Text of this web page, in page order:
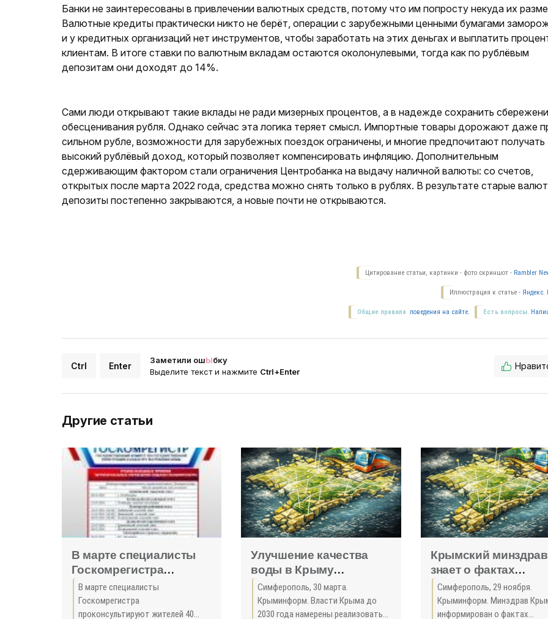
Банки не заинтересованы в привлечении валютных средств, потому что им попросту некуда их
Валютные кредиты практически никто не берёт, операции с зарубежными ценными бумагами
и у кредитных организаций нет инструментов, чтобы заработать на этих деньгах и выплатить
клиентам. В итоге ставки по валютным вкладам остаются околонулевыми, тогда как по рублёвым
депозитам они доходят до 14%.
Сами люди открывают такие вклады не ради мизерных процентов, а в надежде сохранить
обесценивания рубля. Однако сейчас эта логика теряет смысл. Импортные товары дорожают даже
сильном рубле, возможности для зарубежных поездок ограничены, и многие предпочитают получать
высокий рублёвый доход, который позволяет компенсировать инфляцию. Дополнительным
сдерживающим фактором стали ограничения Центробанка на выдачу наличной валюты: со счетов,
открытых после марта 2022 года, средства можно снять только в рублях. В результате старые
депозиты постепенно закрываются, а новые почти не открываются.
Цитирование статьи, картинки - фото скриншот - Rambler
Иллюстрация к статье - Яндекс.
Есть вопросы.
Общие правила поведения на сайте.
Ctrl Enter
Заметили ошЫбку
Выделите текст и нажмите Ctrl+Enter
Другие статьи
В марте специалисты
Госкомрегистра
проконсультируют
жителей 40 отдаленных
населенных пунктов
В марте специалисты
Госкомрегистра
проконсультируют жителей 40
Улучшение качества
воды в Крыму
обойдется в 36 млрд
рублей на ближайшие
10 лет - «Экономика
Симферополь, 30 марта.
Крыминформ. Власти Крыма до
2030 года намерены реализовать
Крымский минздрав
знает о фактах
некачественного
оказания медуслуг
все виновные
Симферополь, 29 ноября.
Крыминформ. Минздрав
информирован о фактах